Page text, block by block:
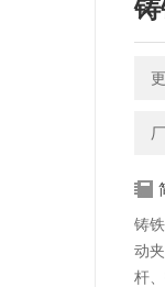
铸
铸
动
杆